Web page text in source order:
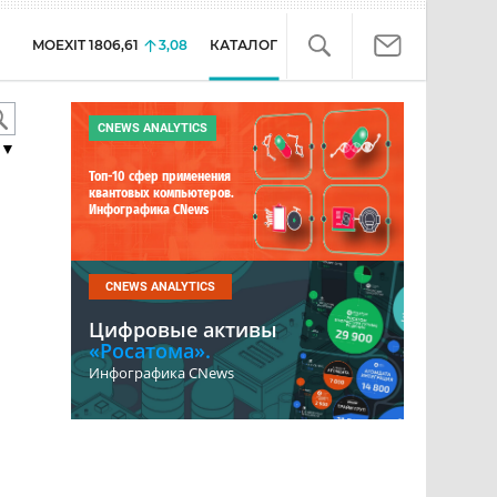
MOEXIT 1806,61 3,08 КАТАЛОГ
CNEWS ANALYTICS
Топ-10 сфер применения
квантовых компьютеров.
Инфографика CNews
CNEWS ANALYTICS
Цифровые активы
«Росатома».
Инфографика CNews